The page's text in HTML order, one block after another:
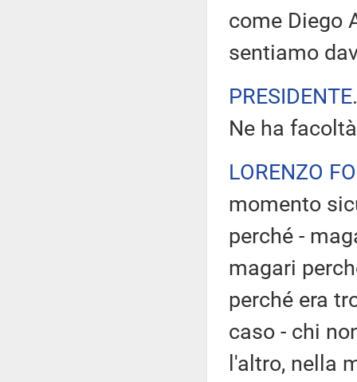
come Diego
sentiamo
PRESIDENTE
Ne ha
LORENZO
momento
perché -
magari
perché era
caso - chi
l'altro, nella